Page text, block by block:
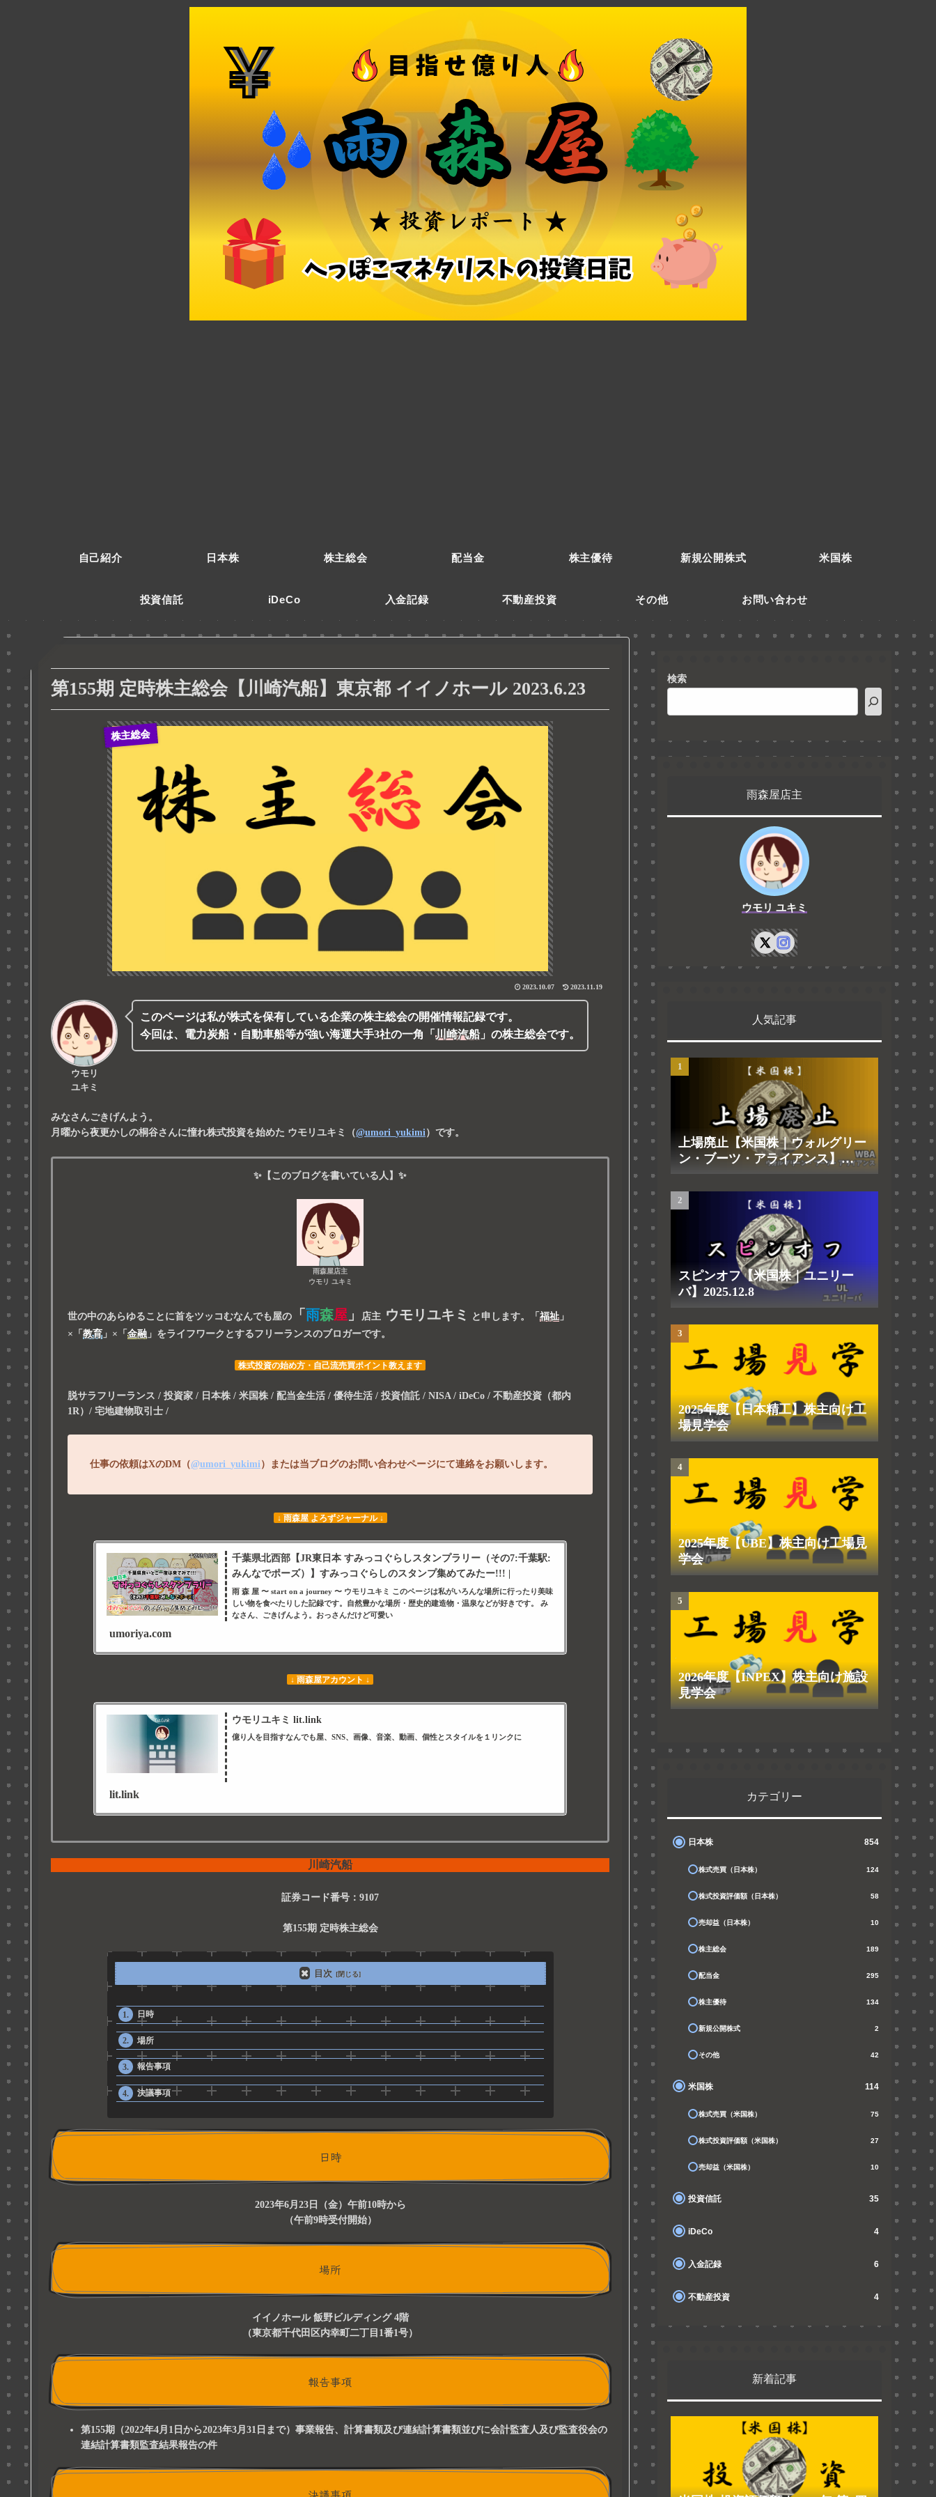
自己紹介 日本株 株主総会 配当金 株主優待 新規公開株式 米国株
投資信託 iDeCo 入金記録 不動産投資 その他 お問い合わせ
第155期 定時株主総会【川崎汽船】東京都 イイノホール 2023.6.23
株主総会
2023.10.07 2023.11.19
ウモリ
ユキミ
このページは私が株式を保有している企業の株主総会の開催情報記録です。
今回は、電力炭船・自動車船等が強い海運大手3社の一角
「川崎汽船」の株主総会です。
みなさんごきげんよう。
月曜から夜更かしの桐谷さんに憧れ株式投資を始めた ウモリユキミ （@umori_yukimi）です。
✨【このブログを書いている人】✨
雨森屋店主
ウモリ ユキミ
世の中のあらゆることに首をツッコむなんでも屋の 「 雨森屋 」 店主 ウモリユキミ と申します。 「 福祉 」
× 「 教育 」 × 「 金融 」 をライフワークとするフリーランスのブロガーです。
株式投資の始め方・自己流売買ポイント教えます
脱サラフリーランス / 投資家 / 日本株 / 米国株 / 配当金生活 / 優待生活 / 投資信託 / NISA / iDeCo / 不動産投資（都内
1R）/ 宅地建物取引士 /
仕事の依頼はXのDM（@umori_yukimi）または当ブログのお問い合わせページにて連絡をお願いします。
↓ 雨森屋 よろずジャーナル ↓
千葉県北西部【JR東日本 すみっコぐらしスタンプラリー（その7:千葉駅:
みんなでポーズ）】すみっコぐらしのスタンプ集めてみたー!!! |
雨 森 屋 〜 start on a journey 〜 ウモリユキミ このページは私がいろんな場所に行ったり美味
しい物を食べたりした記録です。自然豊かな場所・歴史的建造物・温泉などが好きです。 み
なさん、ごきげんよう。おっさんだけど可愛い
umoriya.com
↓ 雨森屋アカウント ↓
ウモリユキミ lit.link
億り人を目指すなんでも屋、SNS、画像、音楽、動画、個性とスタイルを１リンクに
lit.link
川崎汽船
証券コード番号：9107
第155期 定時株主総会
目次
日時
場所
報告事項
決議事項
日時
2023年6月23日（金）午前10時から
（午前9時受付開始）
場所
イイノホール 飯野ビルディング 4階
（東京都千代田区内幸町二丁目1番1号）
報告事項
第155期（2022年4月1日から2023年3月31日まで）事業報告、計算書類及び連結計算書類並びに会計監査人及び監査役会の
連結計算書類監査結果報告の件
検索
雨森屋店主
ウモリ ユキミ
人気記事
上場廃止【米国株｜ウォルグリー
ン・ブーツ・アライアンス】
スピンオフ【米国株｜ユニリー
バ】2025.12.8
2025年度【日本精工】株主向け工
場見学会
2025年度【UBE】株主向け工場見
学会
2026年度【INPEX】株主向け施設
見学会
カテゴリー
日本株 854
株式売買（日本株） 124
株式投資評価額（日本株） 58
売却益（日本株） 10
株主総会 189
配当金 295
株主優待 134
新規公開株式 2
その他 42
米国株 114
株式売買（米国株） 75
株式投資評価額（米国株） 27
売却益（米国株） 10
投資信託 35
iDeCo 4
入金記録 6
不動産投資 4
新着記事